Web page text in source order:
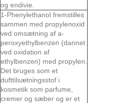
og endivie.
1-Phenylethanol fremstilles
sammen med propylenoxid
ved omsætning af a-
peroxyethylbenzen (dannet
ved oxidation af
ethylbenzen) med propylen.
Det bruges som et
dufttilsætningsstof i
kosmetik som parfume,
cremer og sæber og er et